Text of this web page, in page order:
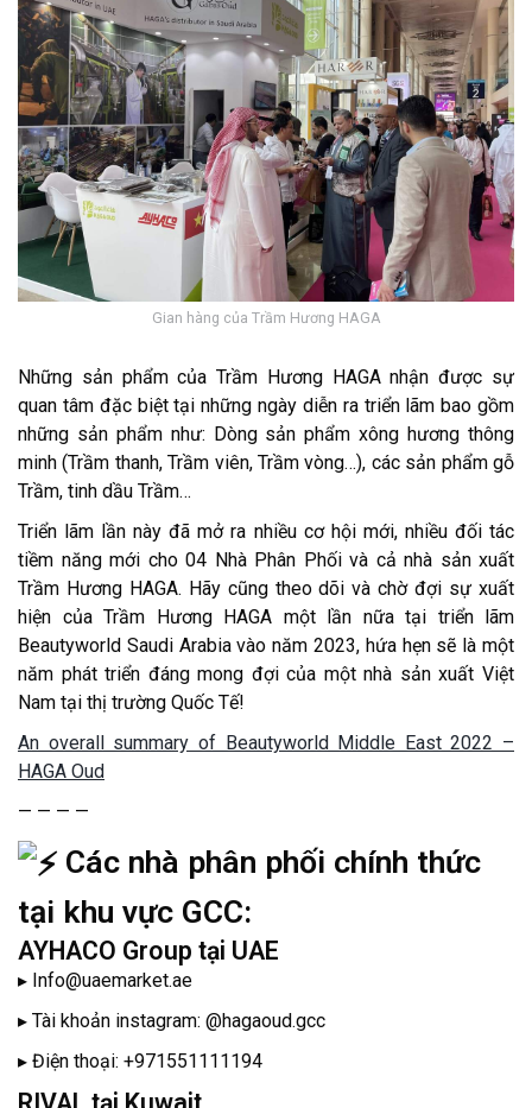
Gian hàng của Trầm Hương HAGA
Những sản phẩm của Trầm Hương HAGA nhận được sự
quan tâm đặc biệt tại những ngày diễn ra triển lãm bao gồm
những sản phẩm như: Dòng sản phẩm xông hương thông
minh (Trầm thanh, Trầm viên, Trầm vòng…), các sản phẩm gỗ
Trầm, tinh dầu Trầm…
Triển lãm lần này đã mở ra nhiều cơ hội mới, nhiều đối tác
tiềm năng mới cho 04 Nhà Phân Phối và cả nhà sản xuất
Trầm Hương HAGA. Hãy cũng theo dõi và chờ đợi sự xuất
hiện của Trầm Hương HAGA một lần nữa tại triển lãm
Beautyworld Saudi Arabia vào năm 2023, hứa hẹn sẽ là một
năm phát triển đáng mong đợi của một nhà sản xuất Việt
Nam tại thị trường Quốc Tế!
An overall summary of Beautyworld Middle East 2022 –
HAGA Oud
— — — —
Các nhà phân phối chính thức
tại khu vực GCC:
AYHACO Group tại UAE
▸ Info@uaemarket.ae
▸ Tài khoản instagram: @hagaoud.gcc
▸ Điện thoại: +971551111194